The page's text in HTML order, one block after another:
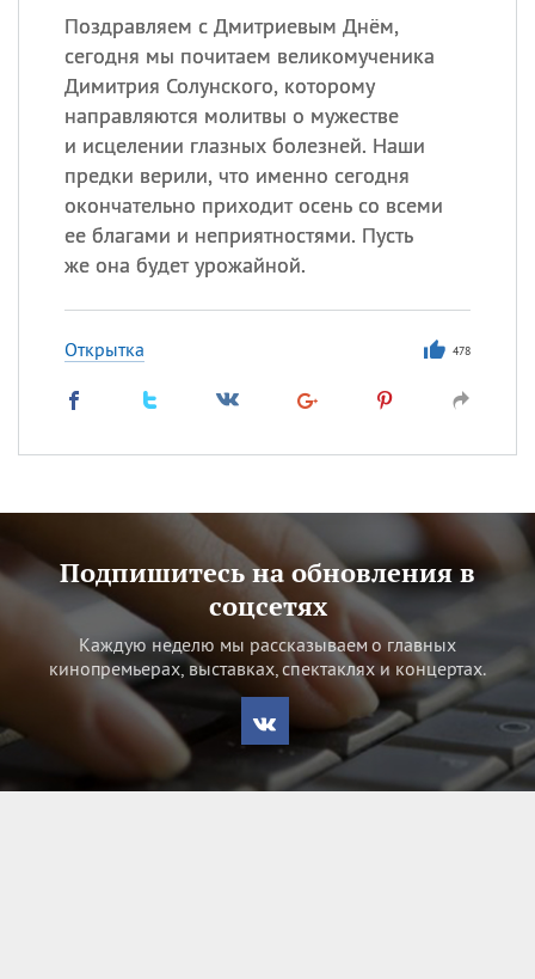
Поздравляем с Дмитриевым Днём,
сегодня мы почитаем великомученика
Димитрия Солунского, которому
направляются молитвы о мужестве
и исцелении глазных болезней. Наши
предки верили, что именно сегодня
окончательно приходит осень со всеми
ее благами и неприятностями. Пусть
же она будет урожайной.
Открытка 478
Подпишитесь на обновления в
соцсетях
Каждую неделю мы рассказываем о главных
кинопремьерах, выставках, спектаклях и концертах.